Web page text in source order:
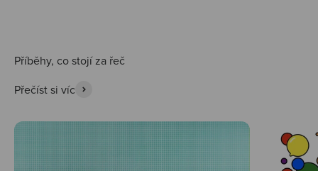
Přečíst si víc